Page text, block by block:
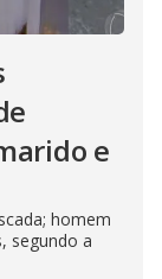
e
homem
segundo a